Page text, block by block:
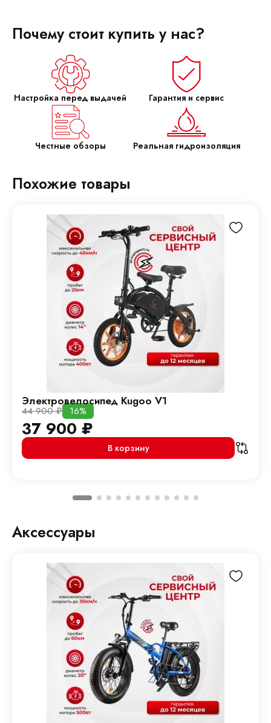
Почему стоит купить у нас?
Настройка перед выдачей Гарантия и сервис
Честные обзоры Реальная гидроизоляция
Похожие товары
Электровелосипед Kugoo V1
44 900₽ 16%
37 900 ₽
В корзину
Аксессуары